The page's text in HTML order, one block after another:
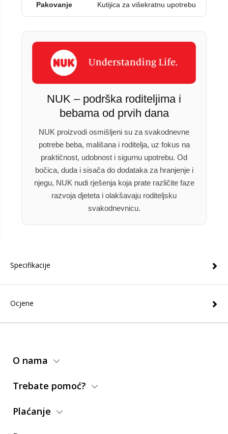
Pakovanje Kutijica za višekratnu upotrebu
NUK – podrška roditeljima i
bebama od prvih dana
NUK proizvodi osmišljeni su za svakodnevne
potrebe beba, mališana i roditelja, uz fokus na
praktičnost, udobnost i sigurnu upotrebu. Od
bočica, duda i sisača do dodataka za hranjenje i
njegu, NUK nudi rješenja koja prate različite faze
razvoja djeteta i olakšavaju roditeljsku
svakodnevnicu.
Specifikacije
Ocjene
O nama
Trebate pomoć?
Plaćanje